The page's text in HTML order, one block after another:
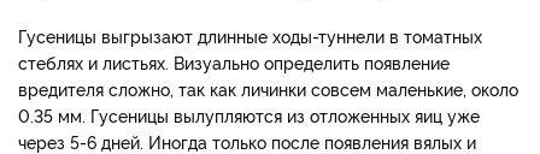
Гусеницы выгрызают длинные ходы-туннели в томатных
стеблях и листьях. Визуально определить появление
вредителя сложно, так как личинки совсем маленькие, около
0.35 мм. Гусеницы вылупляются из отложенных яиц уже
через 5-6 дней. Иногда только после появления вялых и